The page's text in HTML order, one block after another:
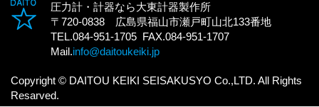
圧力計・計器なら大東計器製作所
〒720-0838 広島県福山市瀬戸町山北133番地
TEL.084-951-1705 FAX.084-951-1707
Mail.info@daitoukeiki.jp
Copyright © DAITOU KEIKI SEISAKUSYO Co.,LTD. All Rights
Resarved.